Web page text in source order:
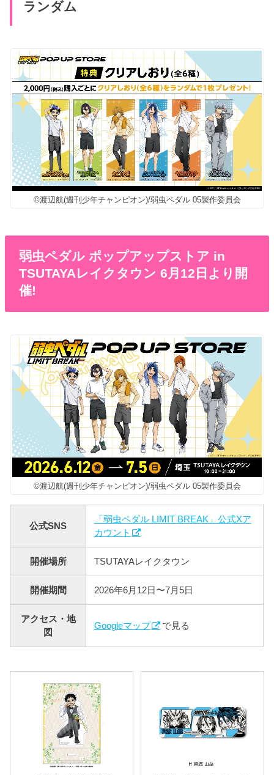
ランダム
©︎渡辺航(週刊少年チャンピオン)/弱虫ペダル 05製作委員会
弱虫ペダル ポップアップストア in
TSUTAYAレイクタウン 6月12日より開
催!
©︎渡辺航(週刊少年チャンピオン)/弱虫ペダル 05製作委員会
公式SNS
「弱虫ペダル LIMIT BREAK」公式Xア
カウント
開催場所 TSUTAYAレイクタウン
開催期間 2026年6月12日〜7月5日
アクセス・地
図
Googleマップ で見る